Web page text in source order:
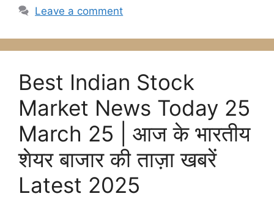
Leave a comment
Best Indian Stock
Market News Today 25
March 25 | आज के भारतीय
शेयर बाजार की ताज़ा खबरें
Latest 2025